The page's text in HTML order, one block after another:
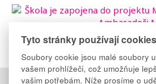
Tyto stránky používají cookies
Soubory cookie jsou malé soubory
vašem prohlížeči, což umožňuje
vašim potřebám. Níže prosíme o